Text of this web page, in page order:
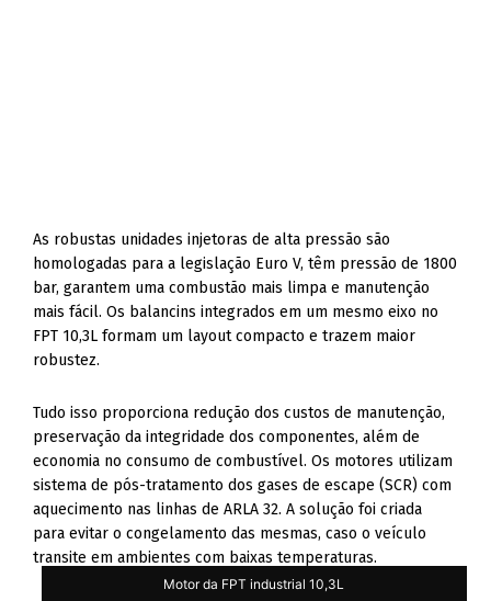
As robustas unidades injetoras de alta pressão são
homologadas para a legislação Euro V, têm pressão de 1800
bar, garantem uma combustão mais limpa e manutenção
mais fácil. Os balancins integrados em um mesmo eixo no
FPT 10,3L formam um layout compacto e trazem maior
robustez.
Tudo isso proporciona redução dos custos de manutenção,
preservação da integridade dos componentes, além de
economia no consumo de combustível. Os motores utilizam
sistema de pós-tratamento dos gases de escape (SCR) com
aquecimento nas linhas de ARLA 32. A solução foi criada
para evitar o congelamento das mesmas, caso o veículo
transite em ambientes com baixas temperaturas.
Motor da FPT industrial 10,3L